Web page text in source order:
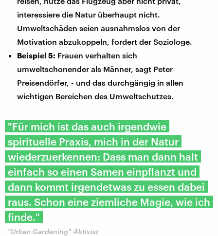
interessiere die Natur überhaupt nicht.
Umweltschäden seien ausnahmslos von der
Motivation abzukoppeln, fordert der Soziologe.
Beispiel 5: Frauen verhalten sich
umweltschonender als Männer, sagt Peter
Preisendörfer, - und das durchgängig in allen
wichtigen Bereichen des Umweltschutzes.
"Für mich ist das auch irgendwie
spirituelle Praxis, mich in der Natur
wiederzuerkennen: Dass man dann halt
einfach so einen Samen einpflanzt und
dann kommt irgendetwas zu essen dabei
raus. Schon eine ziemliche Magie, wie ich
finde."
"Urban Gardening"-Aktivist